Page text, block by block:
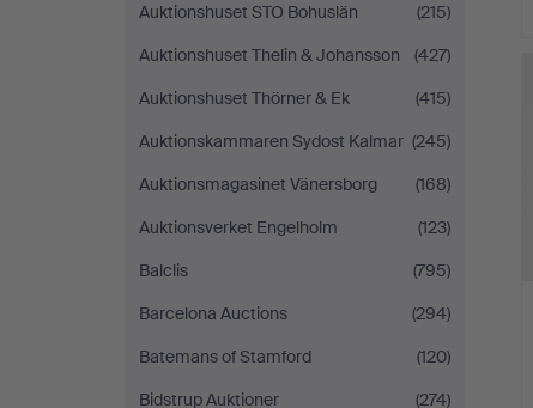
Auktionshuset STO Bohuslän
(215)
Auktionshuset Thelin & Johansson
(427)
Auktionshuset Thörner & Ek
(415)
Auktionskammaren Sydost Kalmar (245)
Auktionsmagasinet Vänersborg
(168)
Auktionsverket Engelholm
(123)
Balclis
(795)
Barcelona Auctions
(294)
Batemans of Stamford
(120)
Bidstrup Auktioner
(274)